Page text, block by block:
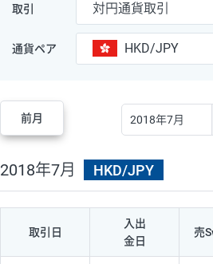
取引 対円通貨取引
通貨ペア HKD/JPY
前月
2018年7月 HKD/JPY
取引日
入出
金日
売